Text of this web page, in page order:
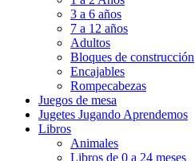
3 a 6 años
7 a 12 años
Adultos
Bloques de construcción
Encajables
Rompecabezas
Juegos de mesa
Jugetes Jugando Aprendemos
Libros
Animales
Libros de 0 a 24 meses